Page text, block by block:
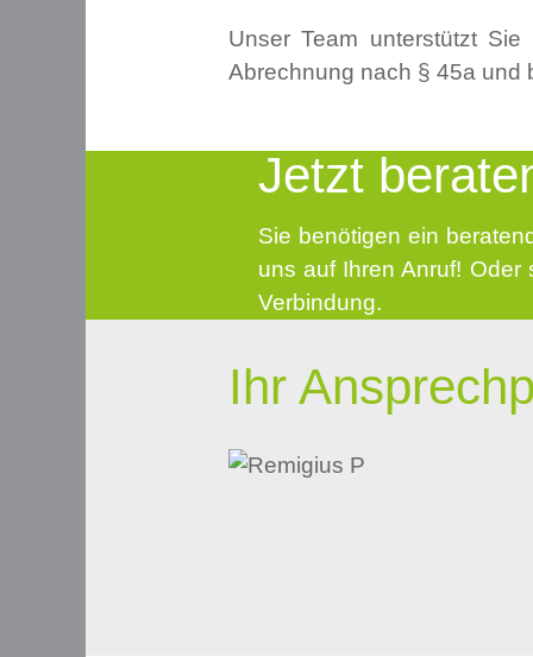
Unser Team unterstützt
Abrechnung nach § 45a und
Jetzt
Sie benötigen ein
uns auf Ihren Anruf!
Verbindung.
Ihr